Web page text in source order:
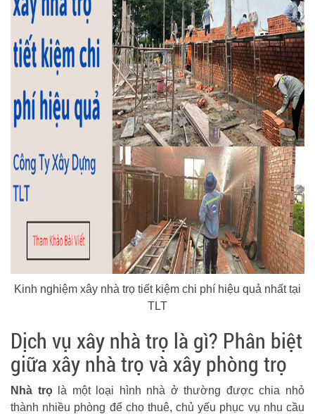
Kinh nghiệm xây nhà trọ tiết kiệm chi phí hiệu quả nhất tại
TLT
Dịch vụ xây nhà trọ là gì? Phân biệt
giữa xây nhà trọ và xây phòng trọ
Nhà trọlà một loại hình nhà ở thường được chia nhỏ
thành nhiều phòng để cho thuê, chủ yếu phục vụ nhu cầu